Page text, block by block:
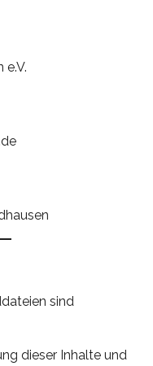
sind
dieser Inhalte und